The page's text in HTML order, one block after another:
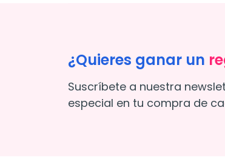
¿Quieres ganar un
Suscríbete a nuestra
especial en tu compra de